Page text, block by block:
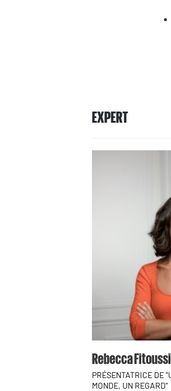
EXPERT
Rebecca Fitoussi
PRÉSENTATRICE DE
MONDE, UN REGARD"